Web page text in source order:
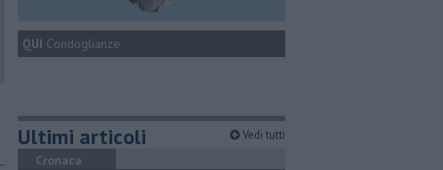
QUI Condoglianze
Ultimi articoli Vedi tutti
Cronaca